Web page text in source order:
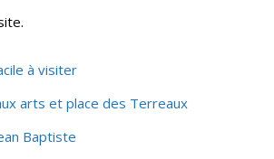
à visiter
arts et place des Terreaux
Baptiste